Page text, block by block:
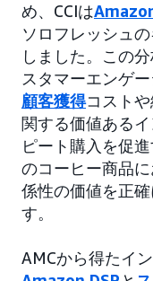
め、CCIは
ソロフレッシュ
しました。この
スタマーエンゲ
顧客獲得コスト
関する価値ある
ピート購入を促
のコーヒー商品
係性の価値を正
す。
AMCから得たイ